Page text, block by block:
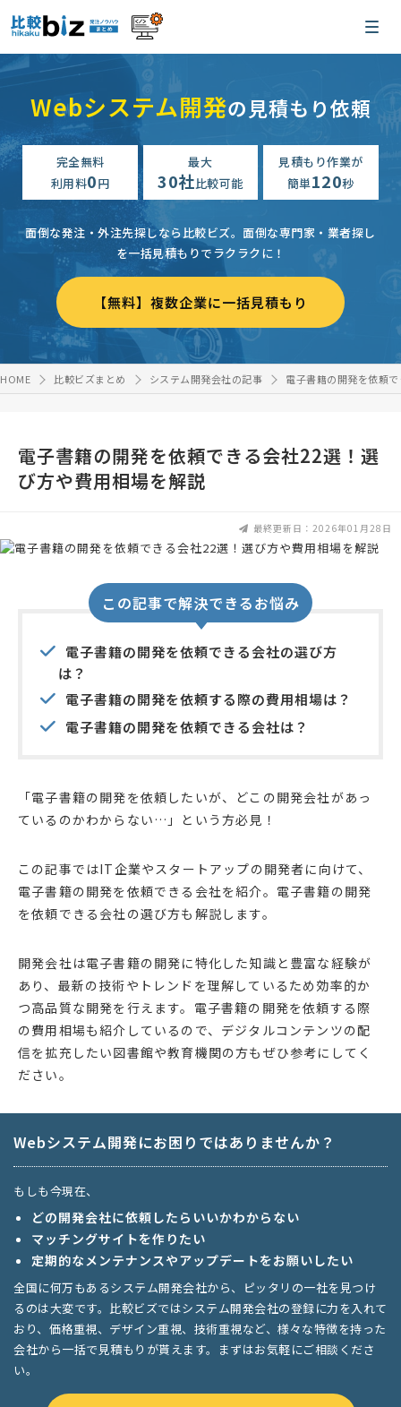
Webシステム開発の見積もり依頼
完全無料
利用料0円
最大
30社比較可能
見積もり作業が
簡単120秒
面倒な発注・外注先探しなら比較ビズ。 面倒な専門家・業者探し
を一括見積もりでラクラクに！
【無料】複数企業に一括見積もり
HOME 比較ビズまとめ システム開発会社の記事 電子書籍の開発を依頼
電子書籍の開発を依頼できる会社22選！選
び方や費用相場を解説
最終更新日：2026年01月28日
この記事で解決できるお悩み
電子書籍の開発を依頼できる会社の選び方
は？
電子書籍の開発を依頼する際の費用相場は？
電子書籍の開発を依頼できる会社は？
「電子書籍の開発を依頼したいが、どこの開発会社があっ
ているのかわからない…」という方必見！
この記事ではIT企業やスタートアップの開発者に向けて、
電子書籍の開発を依頼できる会社を紹介。電子書籍の開発
を依頼できる会社の選び方も解説します。
開発会社は電子書籍の開発に特化した知識と豊富な経験が
あり、最新の技術やトレンドを理解しているため効率的か
つ高品質な開発を行えます。電子書籍の開発を依頼する際
の費用相場も紹介しているので、デジタルコンテンツの配
信を拡充したい図書館や教育機関の方もぜひ参考にしてく
ださい。
Webシステム開発にお困りではありませんか？
もしも今現在、
どの開発会社に依頼したらいいかわからない
マッチングサイトを作りたい
定期的なメンテナンスやアップデートをお願いしたい
全国に何万もあるシステム開発会社から、ピッタリの一社を見つけ
るのは大変です。比較ビズではシステム開発会社の登録に力を入れて
おり、価格重視、デザイン重視、技術重視など、様々な特徴を持った
会社から一括で見積もりが貰えます。まずはお気軽にご相談くださ
い。